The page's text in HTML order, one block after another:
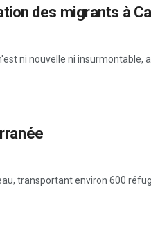
des migrants à
ni nouvelle ni insurmontable,
transportant environ 600